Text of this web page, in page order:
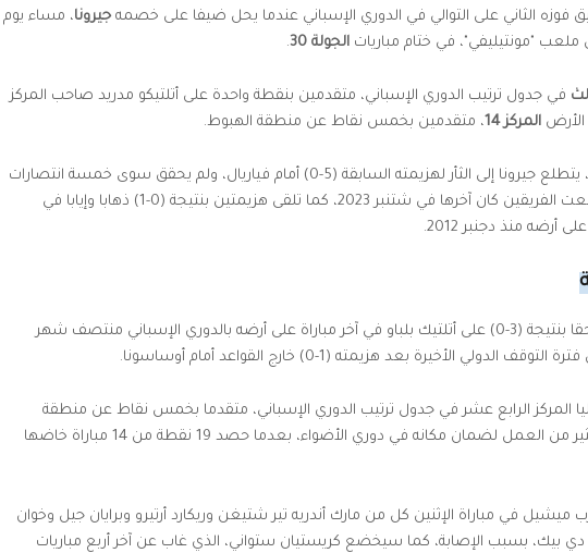
فوزه الثاني على التوالي في الدوري الإسباني عندما يحل ضيفا على خصمهجيرونا، مساء يوم
الجولة 30 .
في جدول ترتيب الدوري الإسباني، متقدمين بنقطة واحدة على أتلتيكو مدريد صاحب المركز
الأرضالمركز 14 ، متقدمين بخمس نقاط عن منطقة الهبوط.
،
يتطلع جيرونا إلى الثأر لهزيمته السابقة (5-0) أمام فياريال، ولم يحقق سوى خمسة انتصارات
فقط في آخر 18 مباراة جمعت الفريقين كان آخرها في شتنبر 2023، كما تلقى هزيمتين بنتيجة (0-1) ذهابا وإيابا في
منذ دجنبر 2012.
فوزا ساحقا بنتيجة (3-0) على أتلتيك بلباو في آخر مباراة على أرضه بالدوري الإسباني منتصف شهر
الأخيرة بعد هزيمته (1-0) خارج القواعد أمام أوساسونا.
المركز الرابع عشر في جدول ترتيب الدوري الإسباني، متقدما بخمس نقاط عن منطقة
الهبوط، ولا يزال أمامه الكثير من العمل لضمان مكانه في دوري الأضواء، بعدما حصد 19 نقطة من 14 مباراة خاضها
في مباراة الإثنين كل من مارك أندريه تير شتيغن وريكارد أرتيرو وبرايان جيل وخوان
دي بيك، بسبب الإصابة، كما سيخضع كريستيان ستواني، الذي غاب عن آخر أربع مباريات